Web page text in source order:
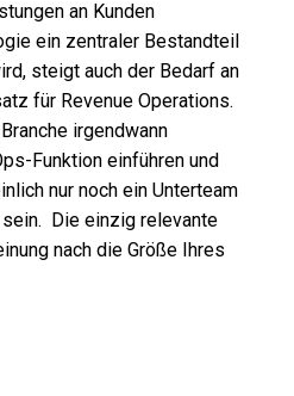
an Kunden
ein zentraler Bestandteil
steigt auch der Bedarf an
für Revenue Operations.
irgendwann
Funktion einführen und
nur noch ein Unterteam
Die einzig relevante
nach die Größe Ihres